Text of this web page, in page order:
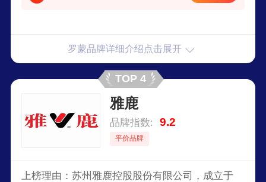
罗蒙品牌详细介绍点击展开
TOP 4
雅鹿
品牌指数: 9.2
平价品牌
上榜理由：苏州雅鹿控股股份有限公司，成立于